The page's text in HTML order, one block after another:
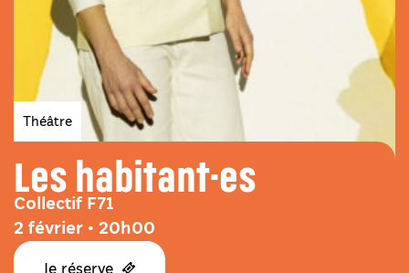
Théâtre
Les habitant·es
Collectif F71
2 février • 20h00